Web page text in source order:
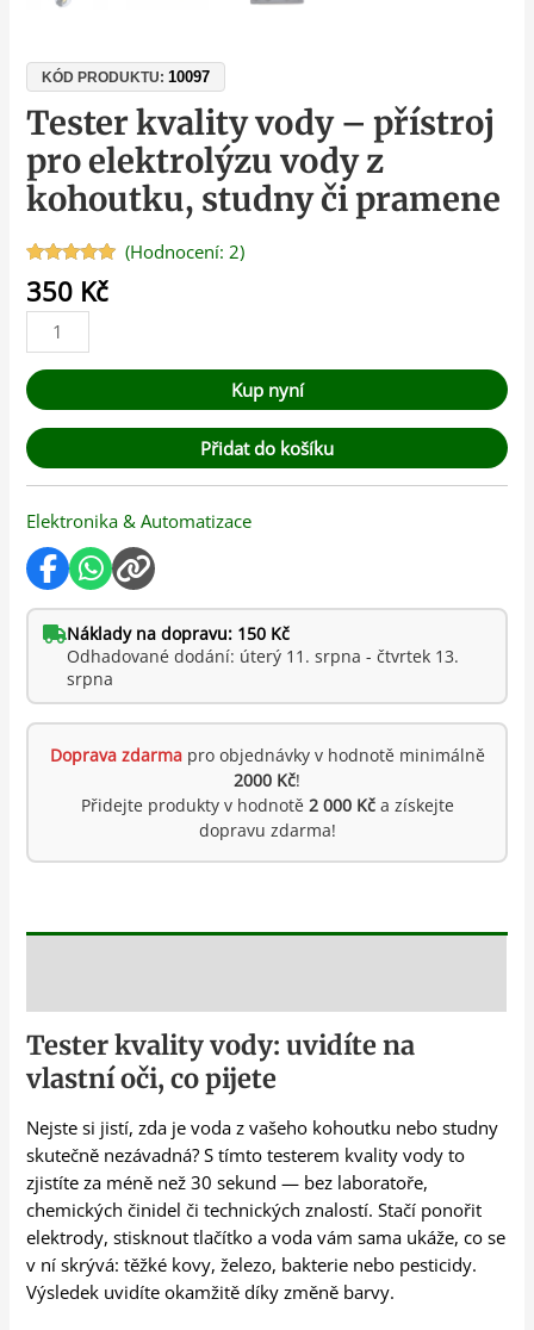
KÓD PRODUKTU:10097
Tester kvality vody – přístroj
pro elektrolýzu vody z
kohoutku, studny či pramene
Hodnoceno
5.00z 5 na
základě
2
hodnocení
zákazníků
(Hodnocení:2)
350 Kč
Kup nyní
Přidat do košíku
Elektronika & Automatizace
Náklady na dopravu: 150 Kč
Odhadované dodání: úterý 11. srpna - čtvrtek 13.
srpna
Doprava zdarmapro objednávky v hodnotě minimálně
2000 Kč!
Přidejte produkty v hodnotě 2 000 Kča získejte
dopravu zdarma!
Tester kvality vody: uvidíte na
vlastní oči, co pijete
Nejste si jistí, zda je voda z vašeho kohoutku nebo studny
skutečně nezávadná? S tímto testerem kvality vody to
zjistíte za méně než 30 sekund — bez laboratoře,
chemických činidel či technických znalostí. Stačí ponořit
elektrody, stisknout tlačítko a voda vám sama ukáže, co se
v ní skrývá: těžké kovy, železo, bakterie nebo pesticidy.
Výsledek uvidíte okamžitě díky změně barvy.